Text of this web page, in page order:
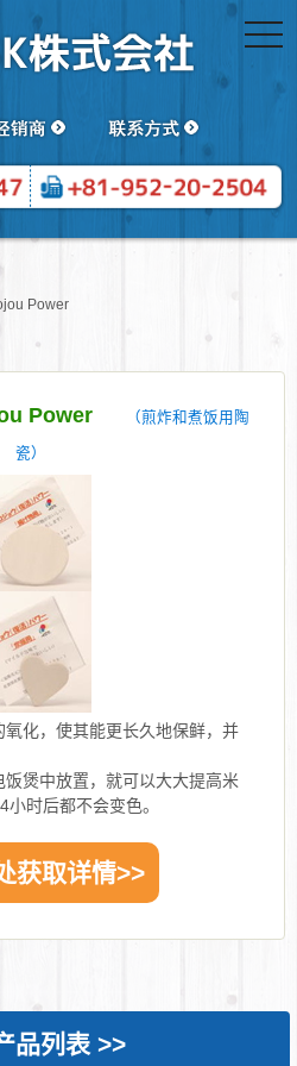
Power
Power （煎炸和煮饭用陶
瓷）
化，使其能更长久地保鲜，并
煲中放置，就可以大大提高米
时后都不会变色。
获取详情>>
品列表 >>